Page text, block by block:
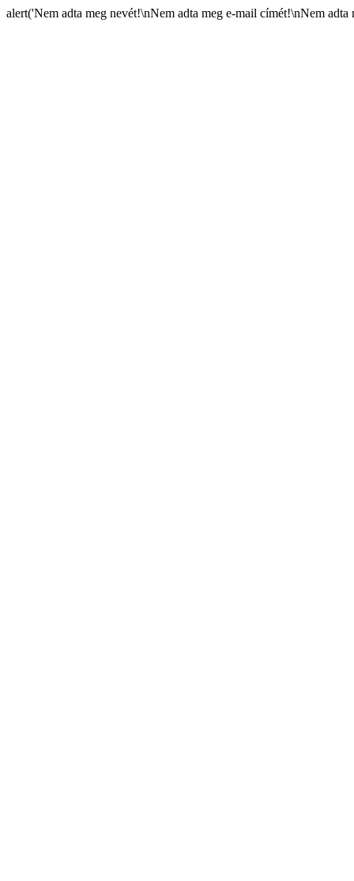
alert('Nem adta meg nevét!\nNem adta meg e-mail címét!\nNem